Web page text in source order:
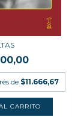
de $11.666,67